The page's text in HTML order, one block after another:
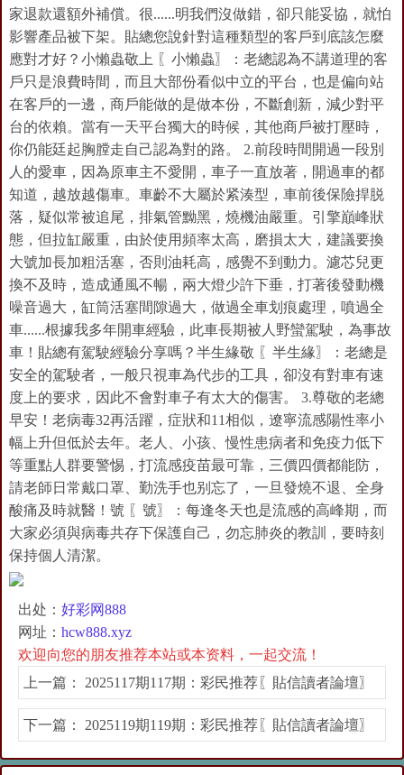
家退款還額外補償。很......明我們沒做錯，卻只能妥協，就怕
影響產品被下架。貼總您說針對這種類型的客戶到底該怎麼
應對才好？小懶蟲敬上 〖小懶蟲〗：老總認為不講道理的客
戶只是浪費時間，而且大部份看似中立的平台，也是偏向站
在客戶的一邊，商戶能做的是做本份，不斷創新，減少對平
台的依賴。當有一天平台獨大的時候，其他商戶被打壓時，
你仍能廷起胸膛走自己認為對的路。 2.前段時間開過一段別
人的愛車，因為原車主不愛開，車子一直放著，開過車的都
知道，越放越傷車。車齡不大屬於紧湊型，車前後保險捍脱
落，疑似常被追尾，排氣管黝黑，燒機油嚴重。引擎巔峰狀
態，但拉缸嚴重，由於使用頻率太高，磨損太大，建議要換
大號加長加粗活塞，否則油耗高，感覺不到動力。濾芯兒更
換不及時，造成通風不暢，兩大燈少許下垂，打著後發動機
噪音過大，缸筒活塞間隙過大，做過全車划痕處理，噴過全
車......根據我多年開車經驗，此車長期被人野蠻駕駛，為事故
車！貼總有駕駛經驗分享嗎？半生緣敬 〖半生緣〗：老總是
安全的駕駛者，一般只視車為代步的工具，卻沒有對車有速
度上的要求，因此不會對車子有太大的傷害。 3.尊敬的老總
早安！老病毒32再活躍，症狀和11相似，遼寧流感陽性率小
幅上升但低於去年。老人、小孩、慢性患病者和免疫力低下
等重點人群要警惕，打流感疫苗最可靠，三價四價都能防，
請老師日常戴口罩、勤洗手也别忘了，一旦發燒不退、全身
酸痛及時就醫！號 〖號〗：每逢冬天也是流感的高峰期，而
大家必須與病毒共存下保護自己，勿忘肺炎的教訓，要時刻
保持個人清潔。
出处： 好彩网888
网址： hcw888.xyz
欢迎向您的朋友推荐本站或本资料，一起交流！
上一篇： 2025117期117期：彩民推荐〖貼信讀者論壇〗
下一篇： 2025119期119期：彩民推荐〖貼信讀者論壇〗